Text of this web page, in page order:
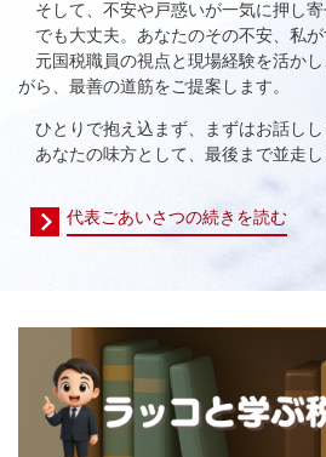
そして、不安や戸惑いが一気に押し寄
でも大丈夫。あなたのその不安、私が
元国税職員の視点と現場経験を活かし
がら、最善の道筋をご提案します。
ひとりで抱え込まず、まずはお話し
あなたの味方として、最後まで並走し
代表ごあいさつの続きを読む